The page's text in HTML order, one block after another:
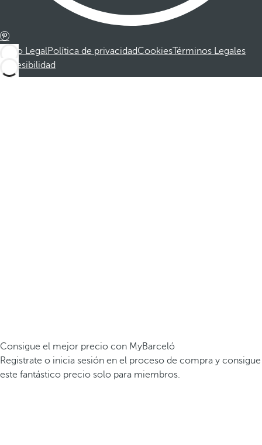
Aviso LegalPolítica de privacidadCookiesTérminos Legales
Accesibilidad
Consigue el mejor precio con MyBarceló
Registrate o inicia sesión en el proceso de compra y consigue
este fantástico precio solo para miembros.